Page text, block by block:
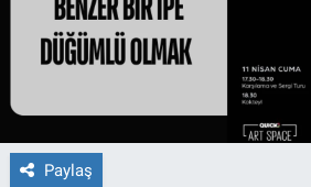
Paylaş